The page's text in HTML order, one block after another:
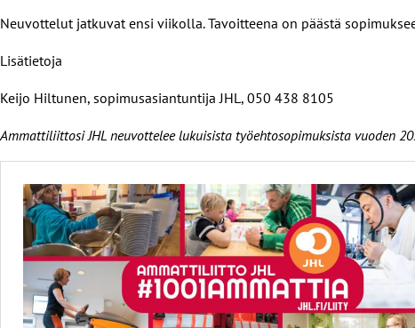
Neuvottelut jatkuvat ensi viikolla. Tavoitteena on päästä
Lisätietoja
Keijo Hiltunen, sopimusasiantuntija JHL, 050 438 8105
Ammattiliittosi JHL neuvottelee lukuisista työehtosopimuksista vuoden